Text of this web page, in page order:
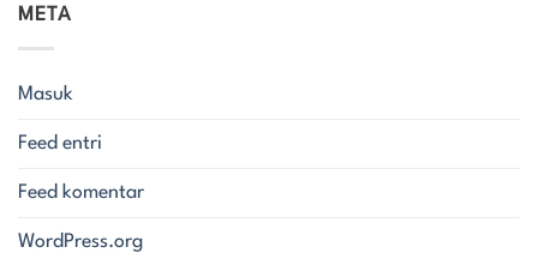
META
Masuk
Feed entri
Feed komentar
WordPress.org